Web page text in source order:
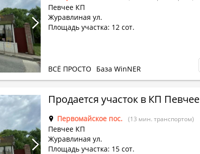
Певчее КП
Журавлиная ул.
Площадь участка: 12 сот.
ВСЁ ПРОСТО База WinNER
Продается участок в КП Певчее
Первомайское пос. (13 мин. транспортом)
Певчее КП
Журавлиная ул.
Площадь участка: 15 сот.